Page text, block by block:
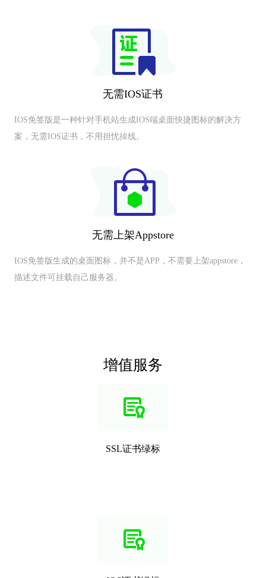
无需IOS证书
IOS免签版是一种针对手机站生成IOS端桌面快捷图标的解决方
案，无需IOS证书，不用担忧掉线。
无需上架Appstore
IOS免签版生成的桌面图标，并不是APP，不需要上架appstore，
描述文件可挂载自己服务器。
增值服务
SSL证书绿标